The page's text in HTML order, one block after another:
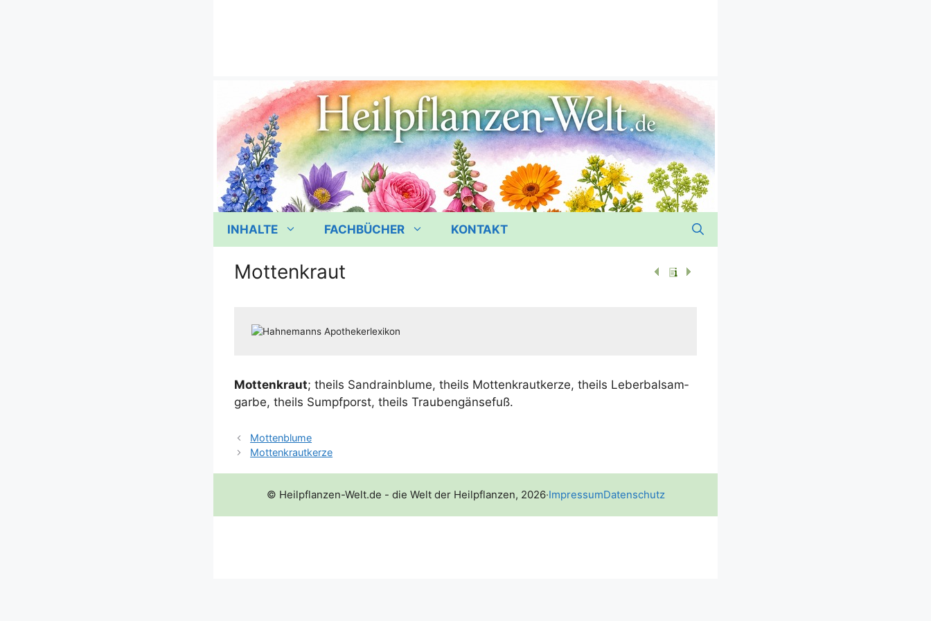
INHALTE FACHBÜCHER KONTAKT
Mottenkraut
Mot­ten­kraut; theils San­drain­blu­me, theils Mot­ten­kraut­ker­ze, theils Leber­bal­sam­
gar­be, theils Sumpf­porst, theils Traubengänsefuß.
Mottenblume
Mottenkrautkerze
© Heilpflanzen-Welt.de - die Welt der Heilpflanzen, 2026·ImpressumDatenschutz